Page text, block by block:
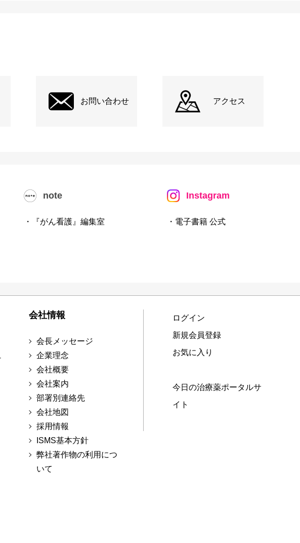
お問い合わせ アクセス
note
・『がん看護』編集室
Instagram
・電子書籍 公式
会社情報
会長メッセージ
企業理念
会社概要
会社案内
部署別連絡先
会社地図
採用情報
ISMS基本方針
弊社著作物の利用につ
いて
ログイン
新規会員登録
お気に入り
今日の治療薬ポータルサ
イト